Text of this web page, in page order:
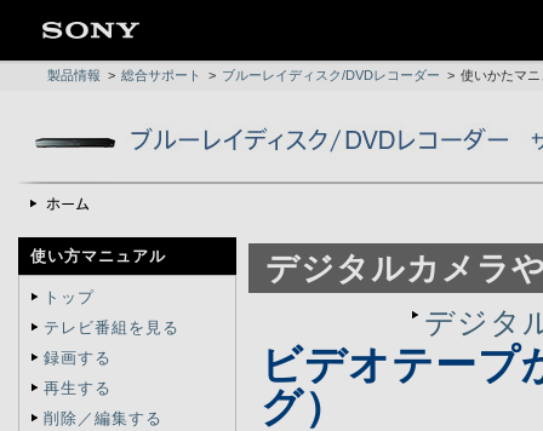
製品情報 > 総合サポート > ブルーレイディスク/DVDレコーダー > 使いかたマ
使い方マニュアル
トップ
テレビ番組を見る
録画する
再生する
削除／編集する
デジタルカメラ
デジタ
ビデオテープ
グ）